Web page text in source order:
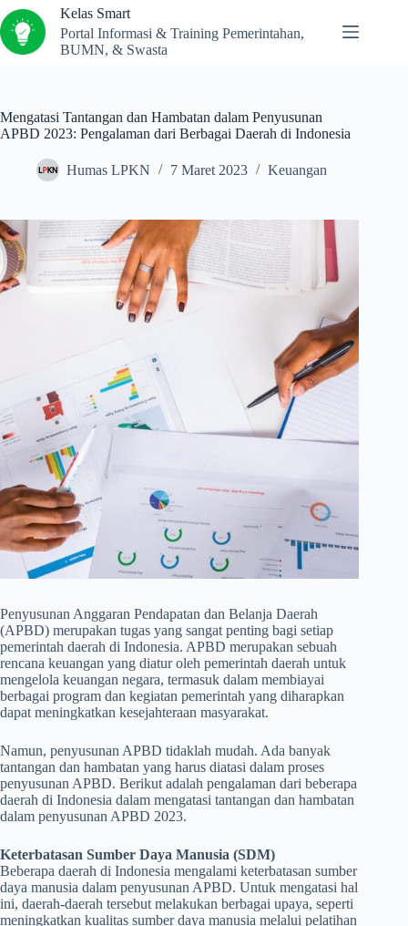
Kelas Smart
Portal Informasi & Training Pemerintahan,
BUMN, & Swasta
Mengatasi Tantangan dan Hambatan dalam Penyusunan
APBD 2023: Pengalaman dari Berbagai Daerah di Indonesia
Humas LPKN 7 Maret 2023 Keuangan
Penyusunan Anggaran Pendapatan dan Belanja Daerah
(APBD) merupakan tugas yang sangat penting bagi setiap
pemerintah daerah di Indonesia. APBD merupakan sebuah
rencana keuangan yang diatur oleh pemerintah daerah untuk
mengelola keuangan negara, termasuk dalam membiayai
berbagai program dan kegiatan pemerintah yang diharapkan
dapat meningkatkan kesejahteraan masyarakat.
Namun, penyusunan APBD tidaklah mudah. Ada banyak
tantangan dan hambatan yang harus diatasi dalam proses
penyusunan APBD. Berikut adalah pengalaman dari beberapa
daerah di Indonesia dalam mengatasi tantangan dan hambatan
dalam penyusunan APBD 2023.
Keterbatasan Sumber Daya Manusia (SDM)
Beberapa daerah di Indonesia mengalami keterbatasan sumber
daya manusia dalam penyusunan APBD. Untuk mengatasi hal
ini, daerah-daerah tersebut melakukan berbagai upaya, seperti
meningkatkan kualitas sumber daya manusia melalui pelatihan